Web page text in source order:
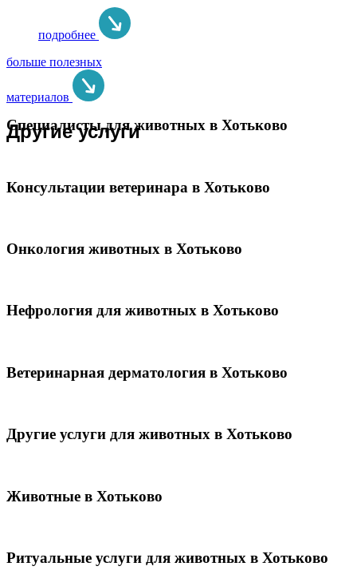
подробнее
больше полезных
материалов
Другие услуги
Специалисты для животных в Хотьково
Консультации ветеринара в Хотьково
Онкология животных в Хотьково
Нефрология для животных в Хотьково
Ветеринарная дерматология в Хотьково
Другие услуги для животных в Хотьково
Животные в Хотьково
Ритуальные услуги для животных в Хотьково